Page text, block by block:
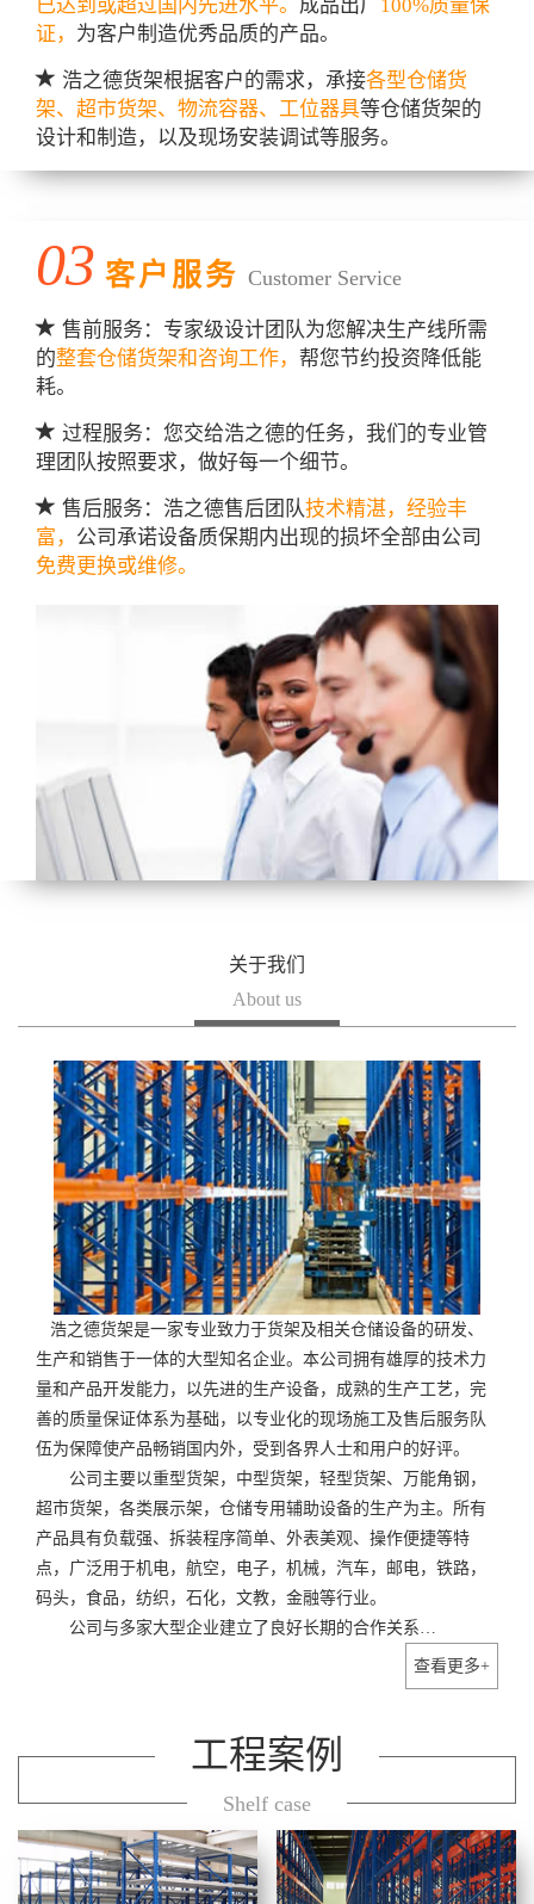
已达到或超过国内先进水平。 成品出厂 100%质量保
证， 为客户制造优秀品质的产品。
浩之德货架根据客户的需求，承接各型仓储货
架、超市货架、物流容器、工位器具等仓储货架的
设计和制造，以及现场安装调试等服务。
03 客户服务 Customer Service
售前服务：专家级设计团队为您解决生产线所需
的整套仓储货架和咨询工作， 帮您节约投资降低能
耗。
过程服务：您交给浩之德的任务，我们的专业管
理团队按照要求，做好每一个细节。
售后服务：浩之德售后团队技术精湛，经验丰
富， 公司承诺设备质保期内出现的损坏全部由公司
免费更换或维修。
关于我们
About us
浩之德货架是一家专业致力于货架及相关仓储设备的研发、
生产和销售于一体的大型知名企业。本公司拥有雄厚的技术力
量和产品开发能力，以先进的生产设备，成熟的生产工艺，完
善的质量保证体系为基础，以专业化的现场施工及售后服务队
伍为保障使产品畅销国内外，受到各界人士和用户的好评。
公司主要以重型货架，中型货架，轻型货架、万能角钢，
超市货架，各类展示架，仓储专用辅助设备的生产为主。所有
产品具有负载强、拆装程序简单、外表美观、操作便捷等特
点，广泛用于机电，航空，电子，机械，汽车，邮电，铁路，
码头，食品，纺织，石化，文教，金融等行业。
公司与多家大型企业建立了良好长期的合作关系…
查看更多+
工程案例
Shelf case